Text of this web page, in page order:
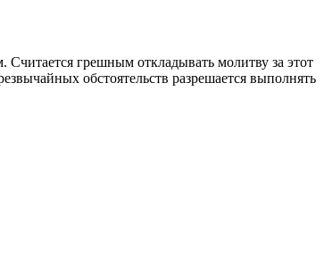
Считается грешным откладывать молитву за этот
обстоятельств разрешается выполнять